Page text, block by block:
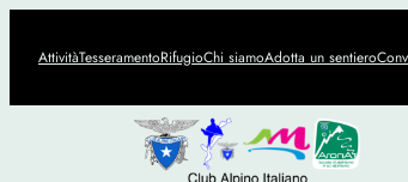
AttivitàTesseramentoRifugioChi siamoAdotta un sentiero